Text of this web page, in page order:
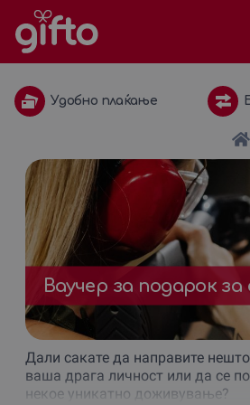
Бесплатна замена
Ваучер за подарок
Дали сакате да направите
ваша драга личност или да се
некое уникатно доживување?